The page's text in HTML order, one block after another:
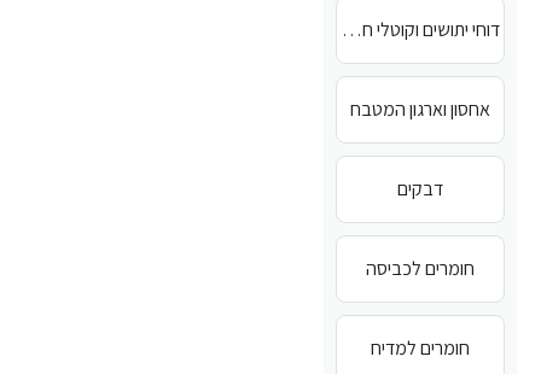
דוחי יתושים וקוטלי חרקים
אחסון וארגון המטבח
דבקים
חומרים לכביסה
חומרים למדיח